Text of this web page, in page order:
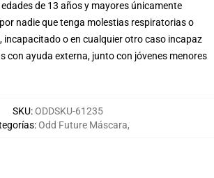
de 13 años y mayores únicamente
nadie que tenga molestias respiratorias o
incapacitado o en cualquier otro caso incapaz
con ayuda externa, junto con jóvenes menores
SKU:ODDSKU-61235
:Odd Future Máscara,